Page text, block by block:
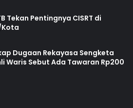
Tekan Pentingnya CISRT di
Dugaan Rekayasa Sengketa
Waris Sebut Ada Tawaran Rp200